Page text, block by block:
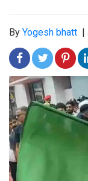
By Yogesh bhatt